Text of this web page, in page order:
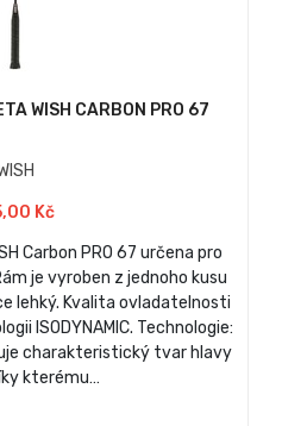
WISH CARBON PRO 67
Kč
Carbon PRO 67 určena pro
je vyroben z jednoho kusu
lehký. Kvalita ovladatelnosti
ISODYNAMIC. Technologie:
charakteristický tvar hlavy
kterému…